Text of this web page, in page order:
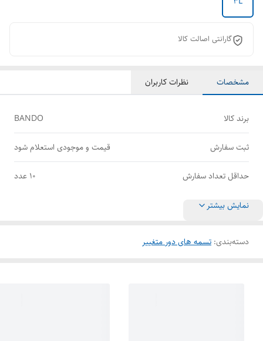
گارانتی اصالت کالا
مشخصات نظرات کاربران
برند کالا BANDO
ثبت سفارش قیمت و موجودی استعلام شود
حداقل تعداد سفارش 10 عدد
نمایش بیشتر
دسته‌بندی: تسمه های دور متغییر